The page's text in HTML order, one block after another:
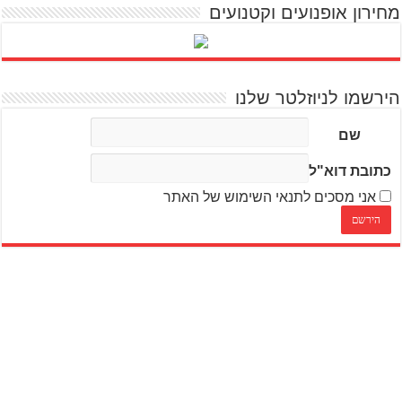
מחירון אופנועים וקטנועים
הירשמו לניוזלטר שלנו
שם
כתובת דוא"ל
אני מסכים לתנאי השימוש של האתר